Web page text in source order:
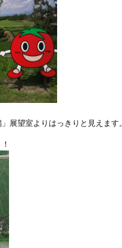
望室よりはっきりと見えます。